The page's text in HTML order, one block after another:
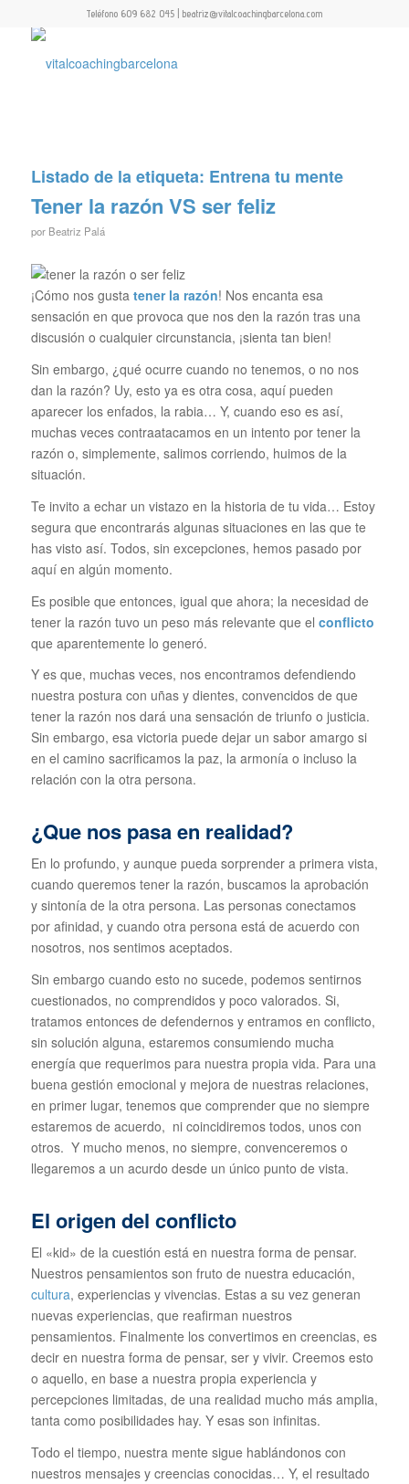
Teléfono 609 682 045 | beatriz@vitalcoachingbarcelona.com
Listado de la etiqueta: Entrena tu mente
Tener la razón VS ser feliz
por Beatriz Palá
¡Cómo nos gusta tener la razón! Nos encanta esa
sensación en que provoca que nos den la razón tras una
discusión o cualquier circunstancia, ¡sienta tan bien!
Sin embargo, ¿qué ocurre cuando no tenemos, o no nos
dan la razón? Uy, esto ya es otra cosa, aquí pueden
aparecer los enfados, la rabia… Y, cuando eso es así,
muchas veces contraatacamos en un intento por tener la
razón o, simplemente, salimos corriendo, huimos de la
situación.
Te invito a echar un vistazo en la historia de tu vida… Estoy
segura que encontrarás algunas situaciones en las que te
has visto así. Todos, sin excepciones, hemos pasado por
aquí en algún momento.
Es posible que entonces, igual que ahora; la necesidad de
tener la razón tuvo un peso más relevante que el conflicto
que aparentemente lo generó.
Y es que, muchas veces, nos encontramos defendiendo
nuestra postura con uñas y dientes, convencidos de que
tener la razón nos dará una sensación de triunfo o justicia.
Sin embargo, esa victoria puede dejar un sabor amargo si
en el camino sacrificamos la paz, la armonía o incluso la
relación con la otra persona.
¿Que nos pasa en realidad?
En lo profundo, y aunque pueda sorprender a primera vista,
cuando queremos tener la razón, buscamos la aprobación
y sintonía de la otra persona. Las personas conectamos
por afinidad, y cuando otra persona está de acuerdo con
nosotros, nos sentimos aceptados.
Sin embargo cuando esto no sucede, podemos sentirnos
cuestionados, no comprendidos y poco valorados. Si,
tratamos entonces de defendernos y entramos en conflicto,
sin solución alguna, estaremos consumiendo mucha
energía que requerimos para nuestra propia vida. Para una
buena gestión emocional y mejora de nuestras relaciones,
en primer lugar, tenemos que comprender que no siempre
estaremos de acuerdo, ni coincidiremos todos, unos con
otros. Y mucho menos, no siempre, convenceremos o
llegaremos a un acurdo desde un único punto de vista.
El origen del conflicto
El «kid» de la cuestión está en nuestra forma de pensar.
Nuestros pensamientos son fruto de nuestra educación,
cultura, experiencias y vivencias. Estas a su vez generan
nuevas experiencias, que reafirman nuestros
pensamientos. Finalmente los convertimos en creencias, es
decir en nuestra forma de pensar, ser y vivir. Creemos esto
o aquello, en base a nuestra propia experiencia y
percepciones limitadas, de una realidad mucho más amplia,
tanta como posibilidades hay. Y esas son infinitas.
Todo el tiempo, nuestra mente sigue hablándonos con
nuestros mensajes y creencias conocidas… Y, el resultado